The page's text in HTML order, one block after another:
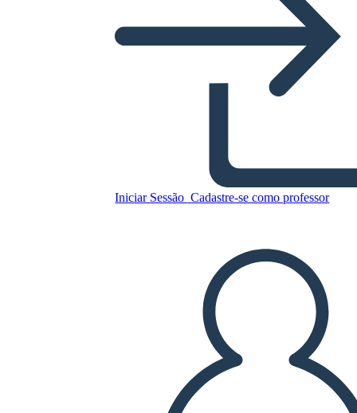
Iniciar Sessão Cadastre-se como professor
La Strada per Diventare
Presidente
Copie este storyboard
CRIAR UM STORYBOARD
REPRODUZIR APRESENTAÇÃO DE SLIDES
LEIA PRA MIM